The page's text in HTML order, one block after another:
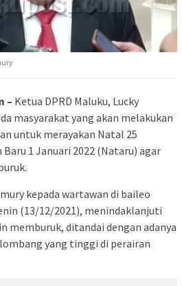
– Ketua DPRD Maluku, Lucky
masyarakat yang akan melakukan
untuk merayakan Natal 25
Baru 1 Januari 2022 (Nataru) agar
kepada wartawan di baileo
(13/12/2021), menindaklanjuti
memburuk, ditandai dengan adanya
yang tinggi di perairan